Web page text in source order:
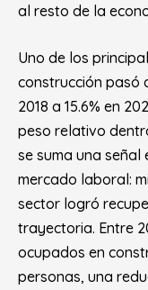
al resto de la
Uno de los
construcción pasó
2018 a 15.6% en
peso relativo
se suma una señal
mercado laboral:
sector logró
trayectoria. Entre
ocupados en
personas, una